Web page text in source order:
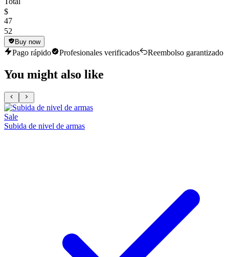
$
47
52
Buy now
Pago rápido Profesionales verificados Reembolso garantizado
You might also like
Sale
Subida de nivel de armas